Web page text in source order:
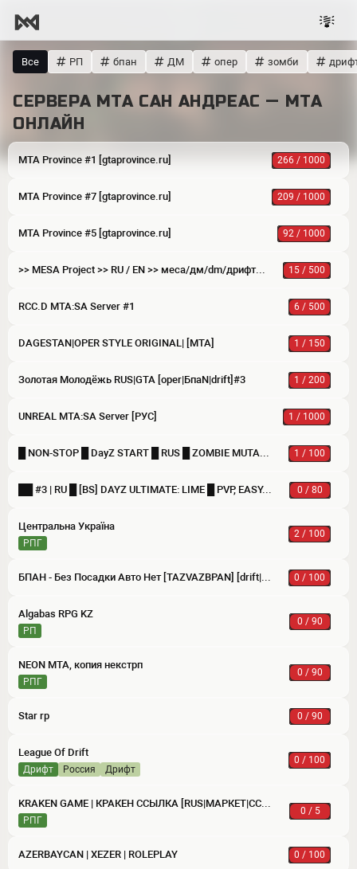
Все РП бпан ДМ опер зомби
СЕРВЕРА МТА САН АНДРЕАС — MTA
ОНЛАЙН
MTA Province #1 [gtaprovince.ru] 266 / 1000
MTA Province #7 [gtaprovince.ru] 209 / 1000
MTA Province #5 [gtaprovince.ru] 92 / 1000
>> MESA Project >> RU / EN >> меса/дм/dm/дрифт/drift/рп/rp >> 15 / 500
RCC.D MTA:SA Server #1 6 / 500
DAGESTAN|OPER STYLE ORIGINAL| [MTA] 1 / 150
Золотая Молодёжь RUS|GTA [oper|БпаN|drift]#3 1 / 200
UNREAL MTA:SA Server [РУС] 1 / 1000
█ NON-STOP █ DayZ START █ RUS █ ZOMBIE MUTANTS PVP DM RACE RUENTRBSTOPINFECT 1 / 100
██ #3 | RU █ [BS] DAYZ ULTIMATE: LIME █ PVP, EASY, LOOT X3, EASY ZOMBIE, 186 VEHICLE 0 / 80
Центральна Україна
РПГ
2 / 100
БПАН - Без Посадки Авто Нет [TAZVAZBPAN] [drift|rp|опер] 0 / 100
Algabas RPG KZ
РП
0 / 90
NEON MTA, копия некстрп
РПГ
0 / 90
Star rp 0 / 90
League Of Drift
Дрифт россия дрифт
0 / 100
KRAKEN GAME | КРАКЕН ССЫЛКА [RUS|МАРКЕТ|ССЫЛКА|ЗЕРКАЛО]
РПГ
0 / 5
AZERBAYCAN | XEZER | ROLEPLAY 0 / 100